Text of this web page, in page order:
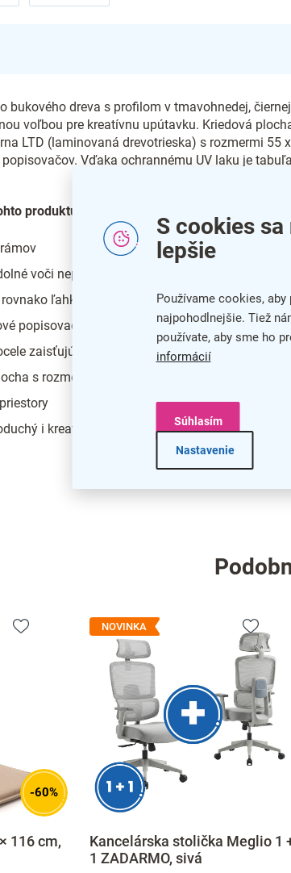
S cookies
lepšie
Používame cookies,
najpohodlnejšie. Tiež
používate, aby sme ho
informácií
Nastavenie
Súhlasím
bukového dreva s profilom v tmavohnedej,
voľbou pre kreatívnu upútavku. Kriedová
LTD (laminovaná drevotrieska) s rozmermi 55
Vďaka ochrannému UV laku je
produktu?
voči nepriaznivému počasiu
ľahko zmažete mokrou špongiou
popisovače
zaisťujú bezproblémovú manipuláciu
s rozmermi 55 x 85 cm
i kreatívny text
-60%
116 cm,
NOVINKA
Kancelárska stolička Meglio 1
1 ZADARMO, sivá